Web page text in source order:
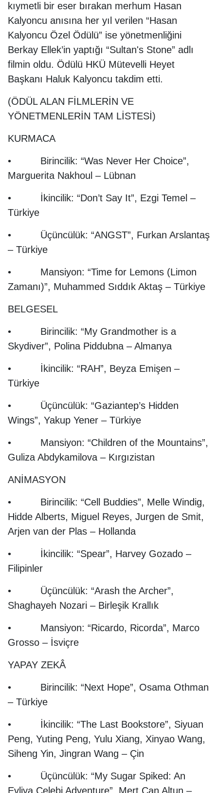
kıymetli bir eser bırakan merhum Hasan
Kalyoncu anısına her yıl verilen “Hasan
Kalyoncu Özel Ödülü” ise yönetmenliğini
Berkay Ellek’in yaptığı “Sultan's Stone” adlı
filmin oldu. Ödülü HKÜ Mütevelli Heyet
Başkanı Haluk Kalyoncu takdim etti.
(ÖDÜL ALAN FİLMLERİN VE
YÖNETMENLERİN TAM LİSTESİ)
KURMACA
• Birincilik: “Was Never Her Choice”,
Marguerita Nakhoul – Lübnan
• İkincilik: “Don’t Say It”, Ezgi Temel –
Türkiye
• Üçüncülük: “ANGST”, Furkan Arslantaş
– Türkiye
• Mansiyon: “Time for Lemons (Limon
Zamanı)”, Muhammed Sıddık Aktaş – Türkiye
BELGESEL
• Birincilik: “My Grandmother is a
Skydiver”, Polina Piddubna – Almanya
• İkincilik: “RAH”, Beyza Emişen –
Türkiye
• Üçüncülük: “Gaziantep’s Hidden
Wings”, Yakup Yener – Türkiye
• Mansiyon: “Children of the Mountains”,
Guliza Abdykamilova – Kırgızistan
ANİMASYON
• Birincilik: “Cell Buddies”, Melle Windig,
Hidde Alberts, Miguel Reyes, Jurgen de Smit,
Arjen van der Plas – Hollanda
• İkincilik: “Spear”, Harvey Gozado –
Filipinler
• Üçüncülük: “Arash the Archer”,
Shaghayeh Nozari – Birleşik Krallık
• Mansiyon: “Ricardo, Ricorda”, Marco
Grosso – İsviçre
YAPAY ZEKÂ
• Birincilik: “Next Hope”, Osama Othman
– Türkiye
• İkincilik: “The Last Bookstore”, Siyuan
Peng, Yuting Peng, Yulu Xiang, Xinyao Wang,
Siheng Yin, Jingran Wang – Çin
• Üçüncülük: “My Sugar Spiked: An
Evliya Çelebi Adventure”, Mert Can Altun –